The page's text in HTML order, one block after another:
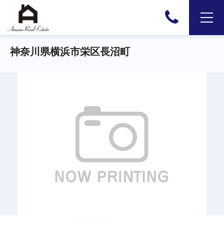
神奈川県横浜市栄区長沼町